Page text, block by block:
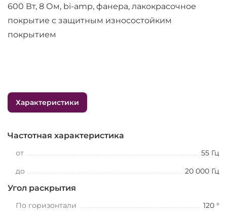
600 Вт, 8 Ом, bi-amp, фанера, лакокрасочное
покрытие с защитным износостойким
покрытием
Характеристики
Частотная характеристика
от
55 Гц
до
20 000 Гц
Угол раскрытия
По горизонтали
120 °